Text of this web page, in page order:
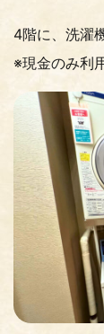
4階に、洗濯
※現金のみ利